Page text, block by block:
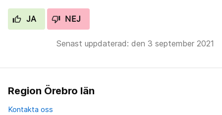
JA NEJ
Senast uppdaterad: den 3 september 2021
Region Örebro län
Kontakta oss